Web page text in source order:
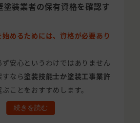
塗装業者の保有資格を確認す
めるためには、資格が必要あり
安心というわけではありません
なら塗装技能士か塗装工事業許
ことをおすすめします。
続きを読む